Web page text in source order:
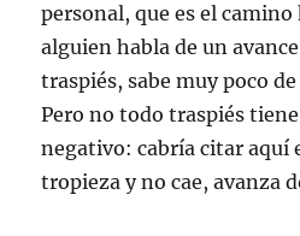
personal, que es el
alguien habla de un
traspiés, sabe muy poco
Pero no todo traspiés
negativo: cabría citar aquí
tropieza y no cae, avanza